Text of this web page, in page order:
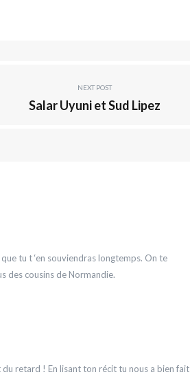
NEXT POST
Salar Uyuni et Sud Lipez
tu t ‘en souviendras longtemps. On te
des cousins de Normandie.
du retard ! En lisant ton récit tu nous a bien fait